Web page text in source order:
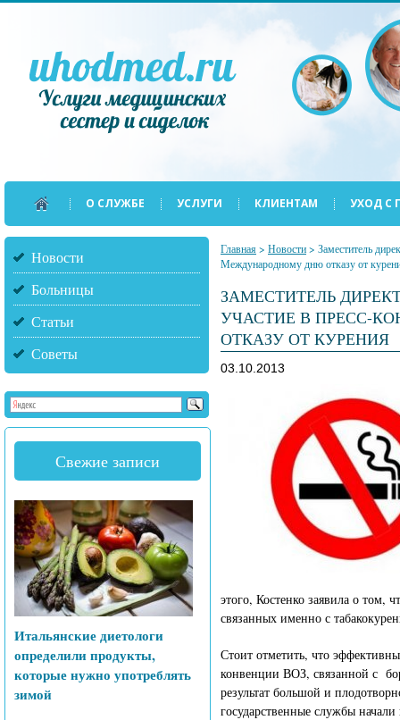
О СЛУЖБЕ УСЛУГИ КЛИЕНТАМ УХОД С
Новости
Больницы
Статьи
Советы
Свежие записи
Итальянские диетологи
определили продукты,
которые нужно употреблять
зимой
Главная> Новости> Заместитель
Международному дню отказу от
ЗАМЕСТИТЕЛЬ
УЧАСТИЕ В ПРЕСС-
ОТКАЗУ ОТ КУРЕНИЯ
03.10.2013
этого, Костенко заявила о том,
связанных именно с
Стоит отметить, что
конвенции ВОЗ, связанной с
результат большой и
государственные службы